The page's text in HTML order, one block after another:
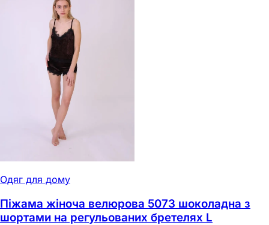
Одяг для дому
Піжама жіноча велюрова 5073 шоколадна з
шортами на регульованих бретелях L